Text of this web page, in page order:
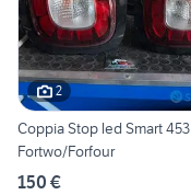
2
Coppia Stop led Smart 453
Fortwo/Forfour
150 €